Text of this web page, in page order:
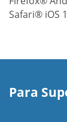
Safari® iOS
Para